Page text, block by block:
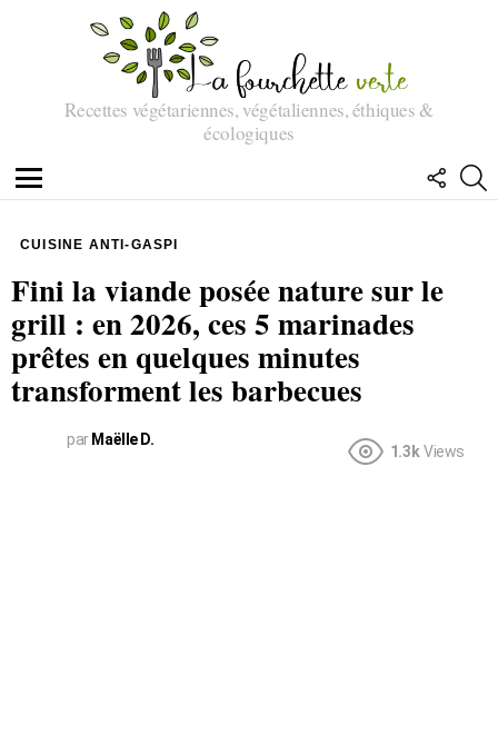
Recettes végétariennes, végétaliennes, éthiques &
écologiques
Menu
NOUS
CUISINE ANTI-GASPI
Fini la viande posée nature sur le
grill : en 2026, ces 5 marinades
prêtes en quelques minutes
transforment les barbecues
par Maëlle D.
1.3k Views